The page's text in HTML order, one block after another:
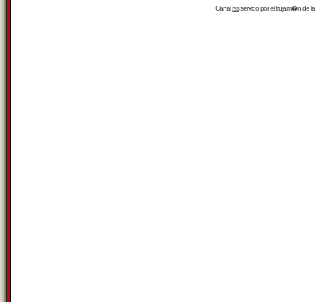
Canalrssservido por eltrujam�nde